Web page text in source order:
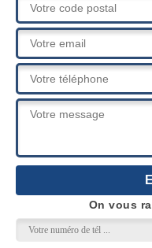
On vous